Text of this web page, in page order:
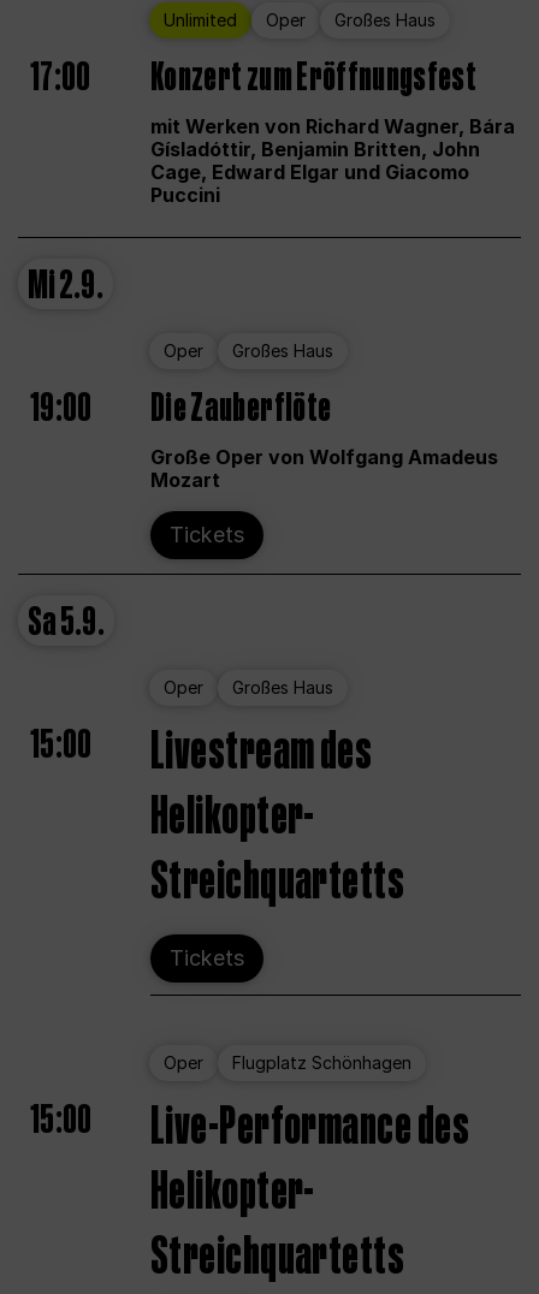
Unlimited Oper Großes Haus
17:00 Konzert zum Eröffnungsfest
mit Werken von Richard Wagner, Bára
Gísladóttir, Benjamin Britten, John
Cage, Edward Elgar und Giacomo
Puccini
Mi2.9.
Oper Großes Haus
19:00 Die Zauberflöte
Große Oper von Wolfgang Amadeus
Mozart
Tickets
Sa5.9.
Oper Großes Haus
15:00
Livestream des
Helikopter-
Streichquartetts
Tickets
Oper Flugplatz Schönhagen
15:00
Live-Performance des
Helikopter-
Streichquartetts